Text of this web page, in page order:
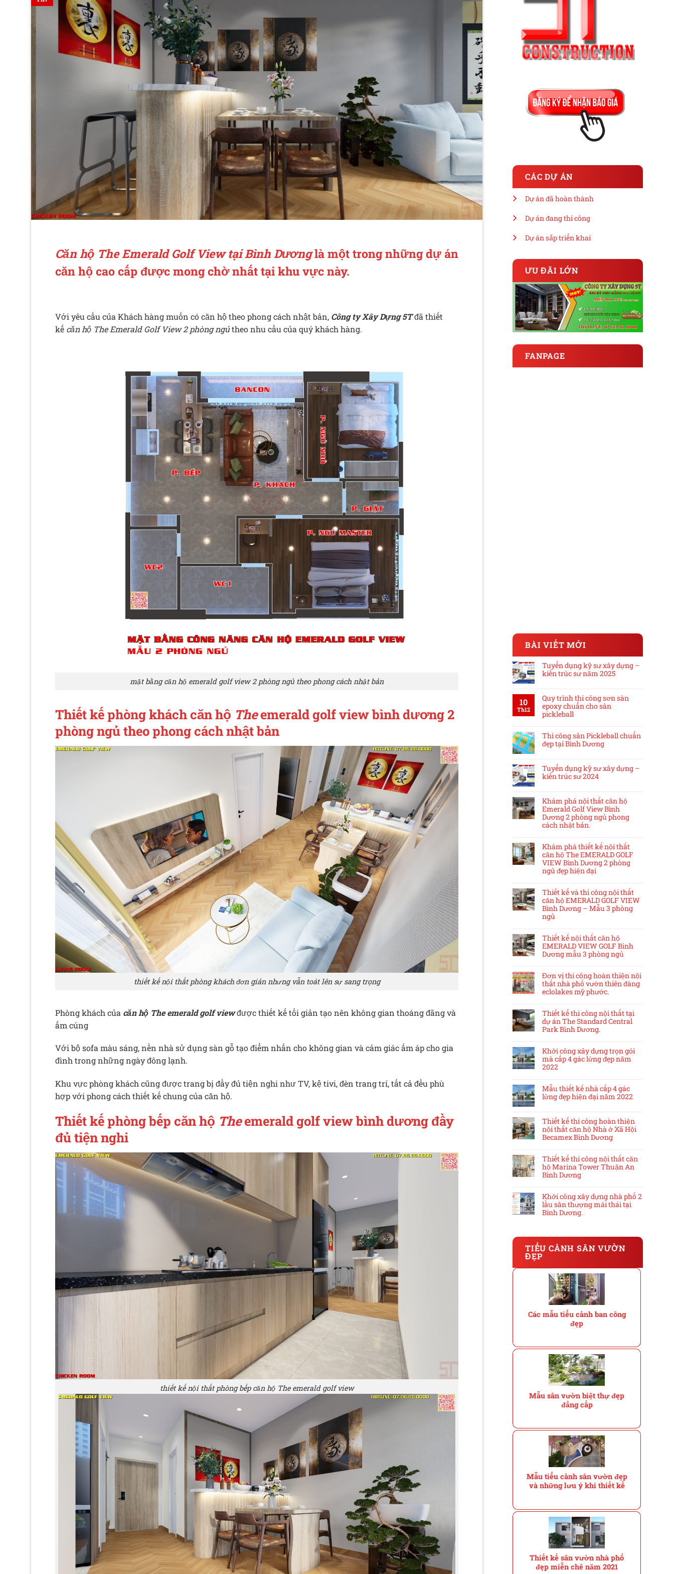
Căn hộ The Emerald Golf View tại Bình Dươnglà một trong những dự án
căn hộ cao cấp được mong chờ nhất tại khu vực này.
Với yêu cầu của Khách hàng muốn có căn hộ theo phong cách nhật bản, Công ty Xây Dựng 5Tđã thiết
kế căn hộ The Emerald Golf View 2 phòng ngủtheo nhu cầu của quý khách hàng.
mặt bằng căn hộ emerald golf view 2 phòng ngủ theo phong cách nhật bản
Thiết kế phòng khách căn hộ Theemerald golf view bình dương 2
phòng ngủ theo phong cách nhật bản
thiết kế nội thất phòng khách đơn giản nhưng vẫn toát lên sự sang trọng
Phòng khách của căn hộ The emerald golf viewđược thiết kế tối giản tạo nên không gian thoáng đãng và
ấm cúng
Với bộ sofa màu sáng, nền nhà sử dụng sàn gỗ tạo điểm nhấn cho không gian và cảm giác ấm áp cho gia
đình trong những ngày đông lạnh.
Khu vực phòng khách cũng được trang bị đầy đủ tiện nghi như TV, kệ tivi, đèn trang trí, tất cả đều phù
hợp với phong cách thiết kế chung của căn hộ.
Thiết kế phòng bếp căn hộ Theemerald golf view bình dương đầy
đủ tiện nghi
thiết kế nội thất phòng bếp căn hộ The emerald golf view
CÁC DỰ ÁN
Dự án đã hoàn thành
Dự án đang thi công
Dự án sắp triển khai
ƯU ĐÃI LỚN
FANPAGE
BÀI VIẾT MỚI
Tuyển dụng kỹ sư xây dựng –
kiến trúc sư năm 2025
10
Th12
Quy trình thi công sơn sàn
epoxy chuẩn cho sân
pickleball
Thi công sân Pickleball chuẩn
đẹp tại Bình Dương
Tuyển dụng kỹ sư xây dựng –
kiến trúc sư 2024
Khám phá nội thất căn hộ
Emerald Golf View Bình
Dương 2 phòng ngủ phong
cách nhật bản.
Khám phá thiết kế nội thất
căn hộ The EMERALD GOLF
VIEW Bình Dương 2 phòng
ngủ đẹp hiện đại
Thiết kế và thi công nội thất
căn hộ EMERALD GOLF VIEW
Bình Dương – Mẫu 3 phòng
ngủ
Thiết kế nội thất căn hộ
EMERALD VIEW GOLF Bình
Dương mẫu 3 phòng ngủ
Đơn vị thi công hoàn thiện nội
thất nhà phố vườn thiên đàng
eclolakes mỹ phước.
Thiết kế thi công nội thất tại
dự án The Standard Central
Park Bình Dương.
Khởi công xây dựng trọn gói
mà cấp 4 gác lửng đẹp năm
2022
Mẫu thiết kế nhà cấp 4 gác
lửng đẹp hiện đại năm 2022
Thiết kế thi công hoàn thiện
nội thất căn hộ Nhà ở Xã Hội
Becamex Bình Dương
Thiết kế thi công nội thất căn
hộ Marina Tower Thuận An
Bình Dương
Khởi công xây dựng nhà phố 2
lầu sân thượng mái thái tại
Bình Dương.
TIỂU CẢNH SÂN VƯỜN
ĐẸP
Các mẫu tiểu cảnh ban công
đẹp
Mẫu sân vườn biệt thự đẹp
đẳng cấp
Mẫu tiểu cảnh sân vườn đẹp
và những lưu ý khi thiết kế
Thiết kế sân vườn nhà phố
đẹp miễn chê năm 2021